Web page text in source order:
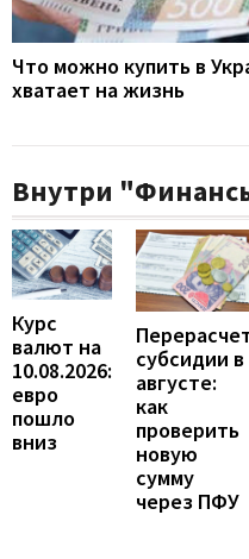
Что можно купить в
хватает на жизнь
Внутри
Курс
валют на
10.08.2026:
евро
пошло
вниз
субсидии в
августе:
как
проверить
новую
сумму
через ПФУ